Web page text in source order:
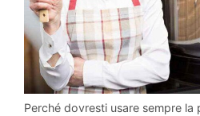
Perché dovresti usare sempre la